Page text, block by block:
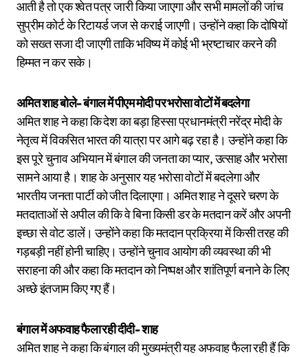
आती है तो एक श्वेत पत्र जारी किया जाएगा और सभी मामलों की जांच
सुप्रीम कोर्ट के रिटायर्ड जज से कराई जाएगी। उन्होंने कहा कि दोषियों
को सख्त सजा दी जाएगी ताकि भविष्य में कोई भी भ्रष्टाचार करने की
हिम्मत न कर सके।
अमित शाह बोले- बंगाल में पीएम मोदी पर भरोसा वोटों में बदलेगा
अमित शाह ने कहा कि देश का बड़ा हिस्सा प्रधानमंत्री नरेंद्र मोदी के
नेतृत्व में विकसित भारत की यात्रा पर आगे बढ़ रहा है। उन्होंने कहा कि
इस पूरे चुनाव अभियान में बंगाल की जनता का प्यार, उत्साह और भरोसा
सामने आया है। शाह के अनुसार यह भरोसा वोटों में बदलेगा और
भारतीय जनता पार्टी को जीत दिलाएगा। अमित शाह ने दूसरे चरण के
मतदाताओं से अपील की कि वे बिना किसी डर के मतदान करें और अपनी
इच्छा से वोट डालें। उन्होंने कहा कि मतदान प्रक्रिया में किसी तरह की
गड़बड़ी नहीं होनी चाहिए। उन्होंने चुनाव आयोग की व्यवस्था की भी
सराहना की और कहा कि मतदान को निष्पक्ष और शांतिपूर्ण बनाने के लिए
अच्छे इंतजाम किए गए हैं।
बंगाल में अफवाह फैला रही दीदी- शाह
अमित शाह ने कहा कि बंगाल की मुख्यमंत्री यह अफवाह फैला रही हैं कि